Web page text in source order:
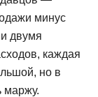
минус
двумя
каждая
но в
маржу.